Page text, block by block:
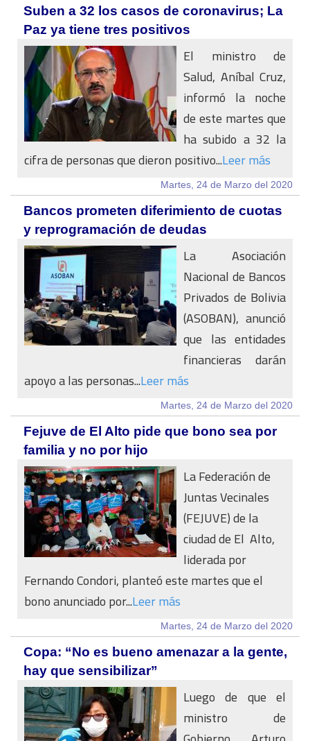
Suben a 32 los casos de coronavirus; La
Paz ya tiene tres positivos
El ministro de
Salud, Aníbal Cruz,
informó la noche
de este martes que
ha subido a 32 la
cifra de personas que dieron positivo...Leer más
Martes, 24 de Marzo del 2020
Bancos prometen diferimiento de cuotas
y reprogramación de deudas
La Asociación
Nacional de Bancos
Privados de Bolivia
(ASOBAN), anunció
que las entidades
financieras darán
apoyo a las personas...Leer más
Martes, 24 de Marzo del 2020
Fejuve de El Alto pide que bono sea por
familia y no por hijo
La Federación de
Juntas Vecinales
(FEJUVE) de la
ciudad de El Alto,
liderada por
Fernando Condori, planteó este martes que el
bono anunciado por...Leer más
Martes, 24 de Marzo del 2020
Copa: “No es bueno amenazar a la gente,
hay que sensibilizar”
Luego de que el
ministro de